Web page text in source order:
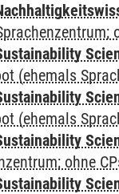
(ehemals
(ehemals
ohne